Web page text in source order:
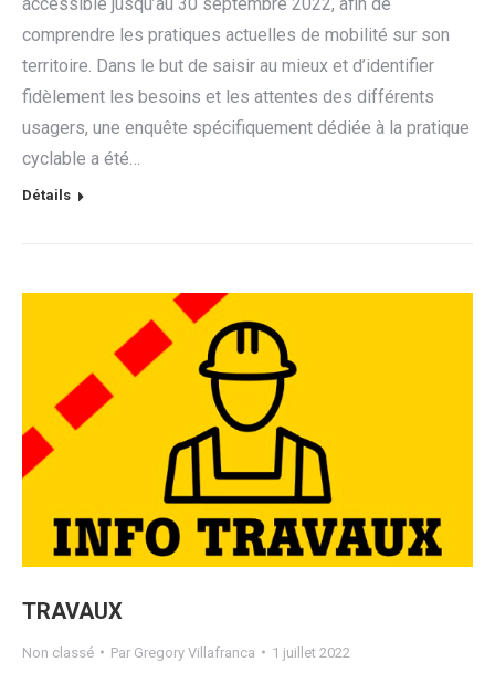
comprendre les pratiques actuelles de mobilité sur son
territoire. Dans le but de saisir au mieux et d’identifier
fidèlement les besoins et les attentes des différents
usagers, une enquête spécifiquement dédiée à la pratique
cyclable a été…
Détails
TRAVAUX
Non classé Par Gregory Villafranca 1 juillet 2022